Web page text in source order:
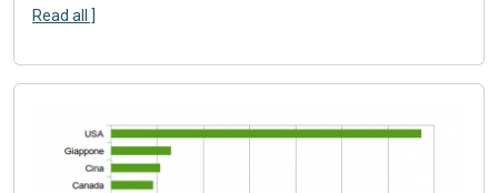
Read all ]